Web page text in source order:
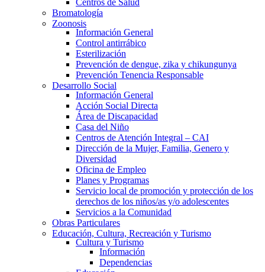
Bromatología
Zoonosis
Información General
Control antirrábico
Esterilización
Prevención de dengue, zika y chikungunya
Prevención Tenencia Responsable
Desarrollo Social
Información General
Acción Social Directa
Área de Discapacidad
Casa del Niño
Centros de Atención Integral – CAI
Dirección de la Mujer, Familia, Genero y
Diversidad
Oficina de Empleo
Planes y Programas
Servicio local de promoción y protección de los
derechos de los niños/as y/o adolescentes
Servicios a la Comunidad
Obras Particulares
Educación, Cultura, Recreación y Turismo
Cultura y Turismo
Información
Dependencias